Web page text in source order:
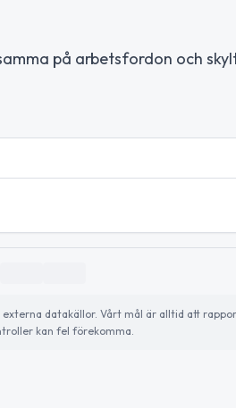
på arbetsfordon och
datakällor. Vårt mål är alltid att
kan fel förekomma.